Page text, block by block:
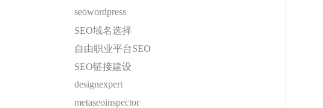
seowordpress
SEO域名选择
自由职业平台SEO
SEO链接建设
designexpert
metaseoinspector